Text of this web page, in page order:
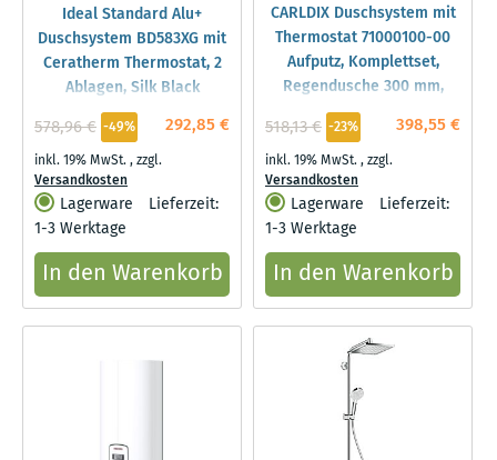
Ideal Standard Alu+
Duschsystem BD583XG mit
Ceratherm Thermostat, 2
Ablagen, Silk Black
292,85 €
578,96 € -49%
inkl. 19% MwSt.,zzgl.
Versandkosten
Lagerware
Lieferzeit:
1-3 Werktage
In den Warenkorb
CARLDIX Duschsystem mit
Thermostat 71000100-00
Aufputz, Komplettset,
Regendusche 300 mm,
Chrom
398,55 €
518,13 € -23%
inkl. 19% MwSt.,zzgl.
Versandkosten
Lagerware
Lieferzeit:
1-3 Werktage
In den Warenkorb